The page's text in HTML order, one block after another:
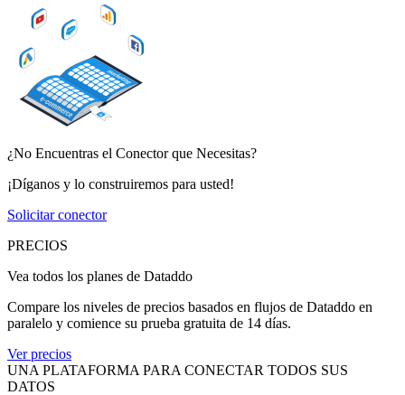
¿No Encuentras el Conector que Necesitas?
¡Díganos y lo construiremos para usted!
Solicitar conector
PRECIOS
Vea todos los planes de Dataddo
Compare los niveles de precios basados en flujos de Dataddo en
paralelo y comience su prueba gratuita de 14 días.
Ver precios
UNA PLATAFORMA PARA CONECTAR TODOS SUS
DATOS